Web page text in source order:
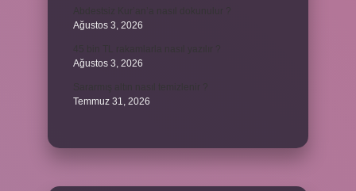
Ağustos 3, 2026
Ağustos 3, 2026
Temmuz 31, 2026